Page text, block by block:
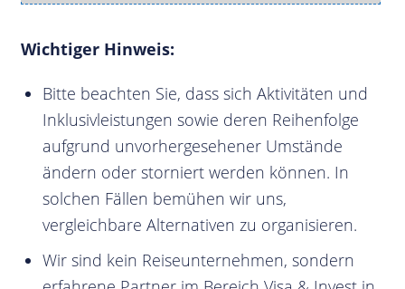
Wichtiger Hinweis:
Bitte beachten Sie, dass sich Aktivitäten und
Inklusivleistungen sowie deren Reihenfolge
aufgrund unvorhergesehener Umstände
ändern oder storniert werden können. In
solchen Fällen bemühen wir uns,
vergleichbare Alternativen zu organisieren.
Wir sind kein Reiseunternehmen, sondern